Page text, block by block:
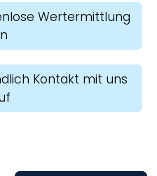
Wertermittlung
Kontakt mit uns